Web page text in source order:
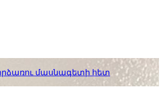
մասնագետի հետ